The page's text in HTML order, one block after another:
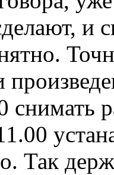
и
снимать
Так